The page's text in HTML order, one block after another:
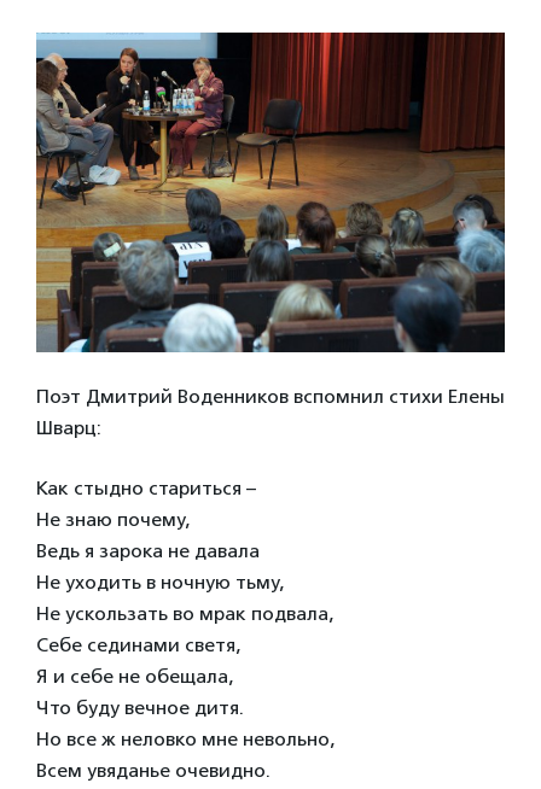
Поэт Дмитрий Воденников вспомнил стихи Елены
Шварц:
Как стыдно стариться –
Не знаю почему,
Ведь я зарока не давала
Не уходить в ночную тьму,
Не ускользать во мрак подвала,
Себе сединами светя,
Я и себе не обещала,
Что буду вечное дитя.
Но все ж неловко мне невольно,
Всем увяданье очевидно.